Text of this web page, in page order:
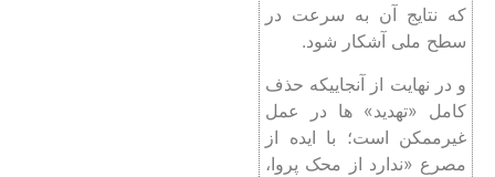
که نتایج آن به سرعت در
سطح ملی آشکار شود.
و در نهایت از آنجاییکه حذف
کامل «تهدید» ها در عمل
غیرممکن است؛ با ایده از
مصرع «ندارد از محک پروا،